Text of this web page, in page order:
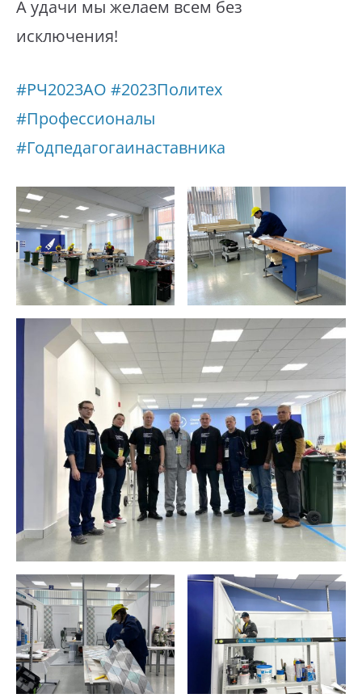
А удачи мы желаем всем без
исключения!
#РЧ2023АО #2023Политех
#Профессионалы
#Годпедагогаинаставника